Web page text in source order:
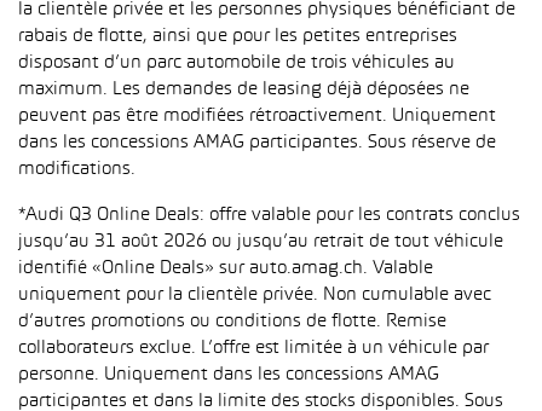
la clientèle privée et les personnes physiques bénéficiant de
rabais de flotte, ainsi que pour les petites entreprises
disposant d’un parc automobile de trois véhicules au
maximum. Les demandes de leasing déjà déposées ne
peuvent pas être modifiées rétroactivement. Uniquement
dans les concessions AMAG participantes. Sous réserve de
modifications.
*Audi Q3 Online Deals: offre valable pour les contrats conclus
jusqu’au 31 août 2026 ou jusqu’au retrait de tout véhicule
identifié «Online Deals» sur auto.amag.ch. Valable
uniquement pour la clientèle privée. Non cumulable avec
d’autres promotions ou conditions de flotte. Remise
collaborateurs exclue. L’offre est limitée à un véhicule par
personne. Uniquement dans les concessions AMAG
participantes et dans la limite des stocks disponibles. Sous